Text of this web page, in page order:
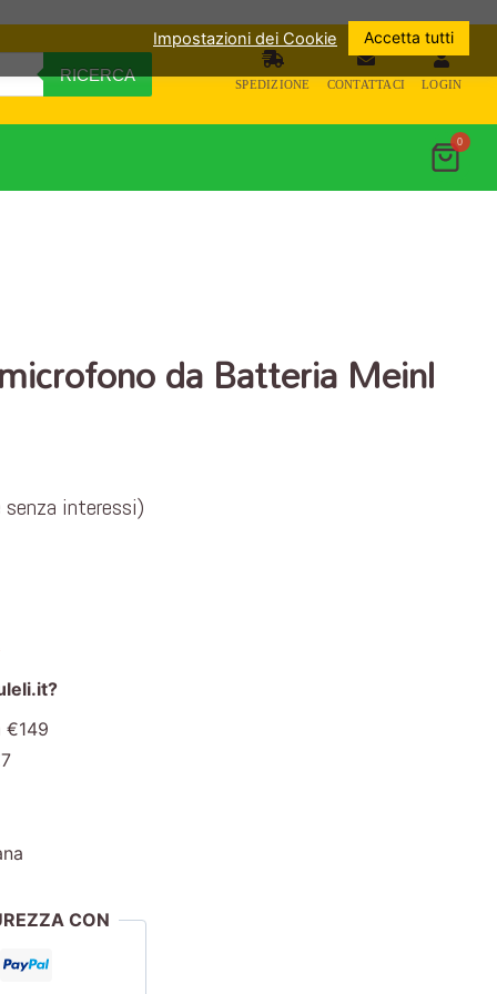
RICERCA SPEDIZIONE CONTATTACI LOGIN
0
da Batteria Meinl
interessi)
€149
CON
Impostazioni dei Cookie Accetta tutti